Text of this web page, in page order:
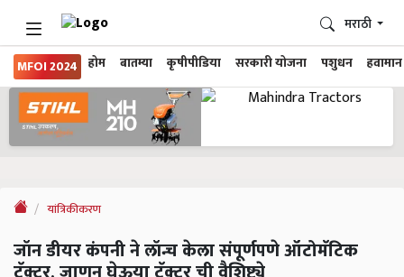
MFOI 2024 होम बातम्या कृषीपीडिया सरकारी योजना पशुधन हवामान
मराठी
यांत्रिकीकरण
जॉन डीयर कंपनी ने लॉन्च केला संपूर्णपणे ऑटोमॅटिक